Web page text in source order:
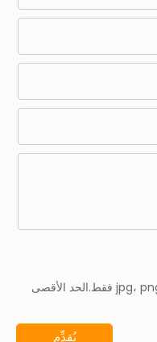
*يرجى تحميل ملفات jpg، png، pdf، dxf، dwg فقط.الحد الأقصى
يُقدِّم